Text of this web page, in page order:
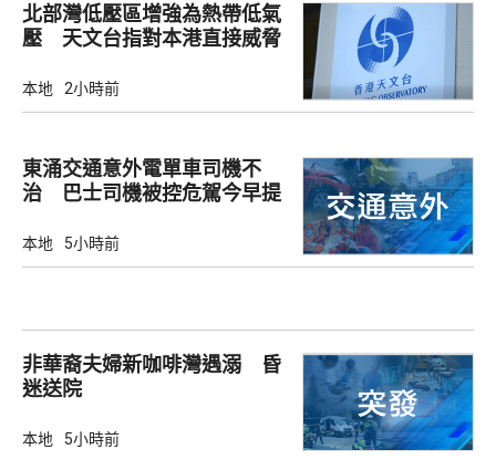
北部灣低壓區增強為熱帶低氣
壓 天文台指對本港直接威脅
本地 2小時前
東涌交通意外電單車司機不
治 巴士司機被控危駕今早提
本地 5小時前
非華裔夫婦新咖啡灣遇溺 昏
迷送院
本地 5小時前